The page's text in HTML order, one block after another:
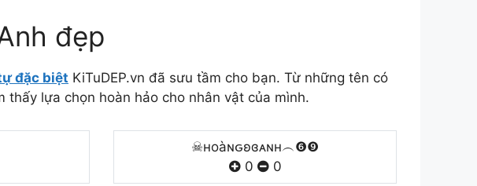
đẹp
đặc biệt KiTuDEP.vn đã sưu tầm cho bạn. Từ những tên có
lựa chọn hoàn hảo cho nhân vật của mình.
☠нoàɴԍʚɞᴀɴн︵❻❾
0
0